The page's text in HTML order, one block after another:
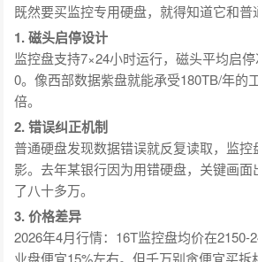
既然要买监控专用硬盘，就得知道它和普
1. 磁头启停设计
监控盘支持7×24小时运行，磁头平均启
0。像西部数据紫盘就能承受180TB/年的
倍。
2. 错误纠正机制
普通硬盘发现数据错误就反复读取，监
影。去年某银行因为用错硬盘，关键画
了八十多万。
3. 价格差异
2026年4月行情：16T监控盘均价在2150-
业盘便宜15%左右。但千万别贪便宜买